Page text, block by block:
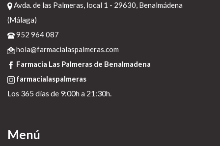
Avda. de las Palmeras, local 1 - 29630, Benalmádena
(Málaga)
952 964 087
hola@farmacialaspalmeras.com
Farmacia Las Palmeras de Benalmadena
farmacialaspalmeras
Los 365 días de 9:00h a 21:30h.
Menú